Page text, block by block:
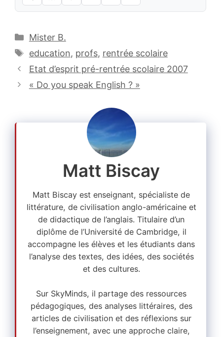
Catégories
Mister B.
Étiquettes
education, profs, rentrée scolaire
Etat d’esprit pré-rentrée scolaire 2007
« Do you speak English ? »
Matt Biscay
Matt Biscay est enseignant, spécialiste de
littérature, de civilisation anglo-américaine et
de didactique de l’anglais. Titulaire d’un
diplôme de l’Université de Cambridge, il
accompagne les élèves et les étudiants dans
l’analyse des textes, des idées, des sociétés
et des cultures.
Sur SkyMinds, il partage des ressources
pédagogiques, des analyses littéraires, des
articles de civilisation et des réflexions sur
l’enseignement, avec une approche claire,